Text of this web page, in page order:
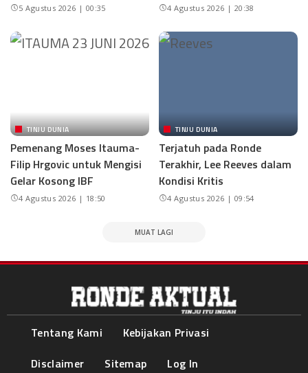
5 Agustus 2026 | 00:35 4 Agustus 2026 | 20:38
TINJU DUNIA
Pemenang Moses Itauma-
Filip Hrgovic untuk Mengisi
Gelar Kosong IBF
4 Agustus 2026 | 18:50
TINJU DUNIA
Terjatuh pada Ronde
Terakhir, Lee Reeves dalam
Kondisi Kritis
4 Agustus 2026 | 09:54
MUAT LAGI
Tentang Kami
Kebijakan Privasi
Disclaimer
Sitemap Log In